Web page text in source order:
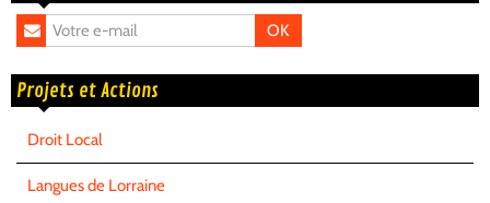
OK
Projets et Actions
Droit Local
Langues de Lorraine